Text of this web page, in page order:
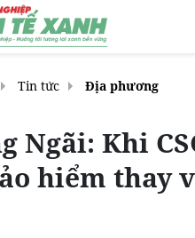
Tin tức Địa phương
Ngãi: Khi
hiểm thay